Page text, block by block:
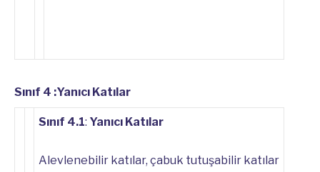
Sınıf 4 :Yanıcı Katılar
Sınıf 4.1: Yanıcı Katılar
Alevlenebilir katılar, çabuk tutuşabilir katılar